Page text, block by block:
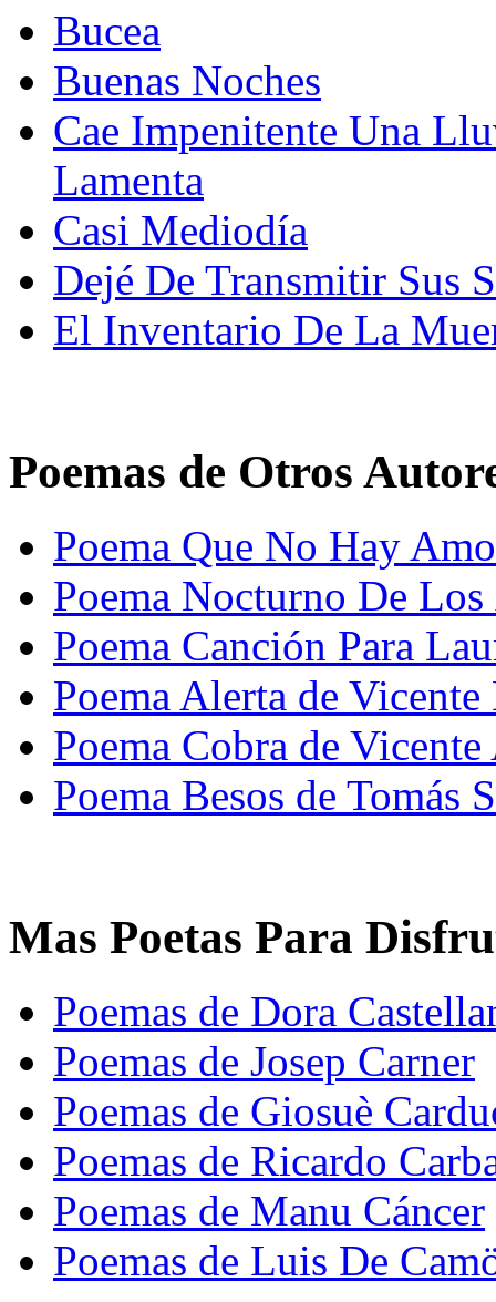
Bucea
Buenas Noches
Cae Impenitente Una
Lamenta
Casi Mediodía
Dejé De Transmitir Sus
El Inventario De La
Poemas de Otros
Poema Que No Hay
Poema Nocturno De
Poema Canción Para
Poema Alerta de
Poema Cobra de
Poema Besos de Tomás
Mas Poetas Para
Poemas de Dora
Poemas de Josep Carner
Poemas de Giosuè
Poemas de Ricardo
Poemas de Manu Cáncer
Poemas de Luis De